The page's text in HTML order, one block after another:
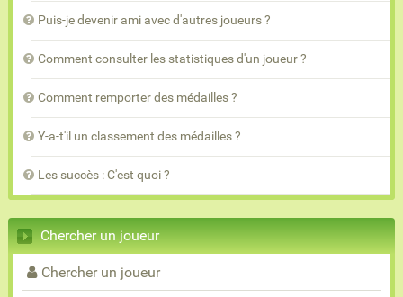
Puis-je devenir ami avec d'autres joueurs ?
Comment consulter les statistiques d'un joueur ?
Comment remporter des médailles ?
Y-a-t'il un classement des médailles ?
Les succès : C'est quoi ?
Chercher un joueur
Chercher un joueur